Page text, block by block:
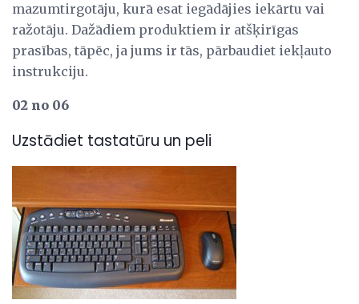
mazumtirgotāju, kurā esat iegādājies iekārtu vai
ražotāju. Dažādiem produktiem ir atšķirīgas
prasības, tāpēc, ja jums ir tās, pārbaudiet iekļauto
instrukciju.
02 no 06
Uzstādiet tastatūru un peli